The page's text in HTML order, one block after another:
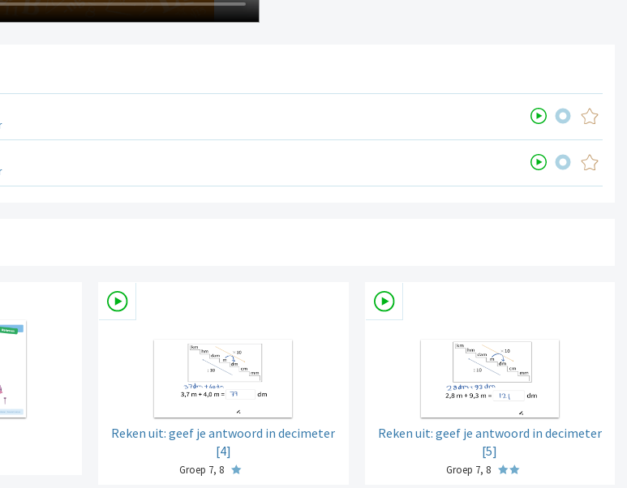
Reken uit: geef je antwoord in decimeter
[4]
Groep 7, 8
Reken uit: geef je antwoord in decimeter
[5]
Groep 7, 8